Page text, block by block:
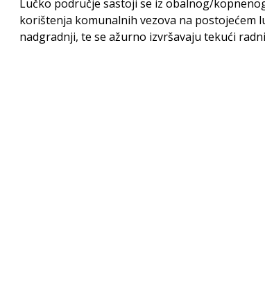
Lučko područje sastoji se iz obalnog/
korištenja komunalnih vezova na postojećem
nadgradnji, te se ažurno izvršavaju tekući